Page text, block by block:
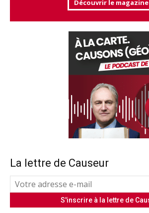
Découvrir le magazine
La lettre de Causeur